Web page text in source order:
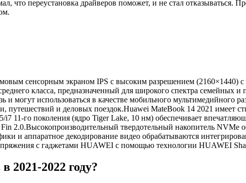
что переустановка драйверов поможет, и не стал отказываться.
сенсорным экраном IPS с высоким разрешением (2160×1440)
класса, предназначенный для широкого спектра семейных
и могут использоваться в качестве мобильного мультимедийного
путешествий и деловых поездок.Huawei MateBook 14 2021 имеет
11-го поколения (ядро Tiger Lake, 10 нм) обеспечивает
2.0.Высокопроизводительный твердотельный накопитель NVMe
и аппаратное декодирование видео обрабатываются
с гаджетами HUAWEI с помощью технологии HUAWEI
2021-2022 году?